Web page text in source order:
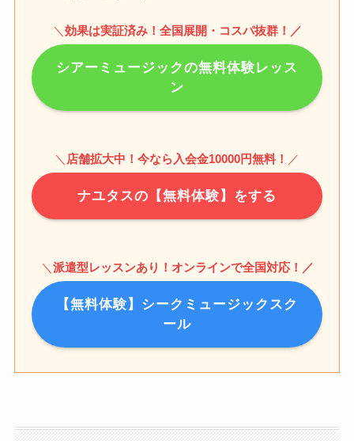
＼ 効果は実証済み！全国展開・コスパ抜群！ ／
シアーミュージックの無料体験レッス
ン
＼ 店舗拡大中！今なら入会金10000円無料！ ／
ナユタスの【無料体験】をする
＼ 派遣型レッスンあり！オンラインで全国対応！／
【無料体験】シークミュージックスク
ール